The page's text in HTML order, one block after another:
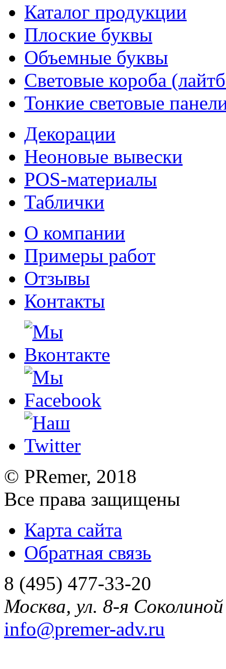
Каталог продукции
Плоские буквы
Объемные буквы
Световые короба
Тонкие световые
Декорации
Неоновые вывески
POS-материалы
Таблички
О компании
Примеры работ
Отзывы
Контакты
© PRemer, 2018
Все права защищены
Карта сайта
Обратная связь
8 (495) 477-33-20
Москва, ул. 8-я
info@premer-adv.ru